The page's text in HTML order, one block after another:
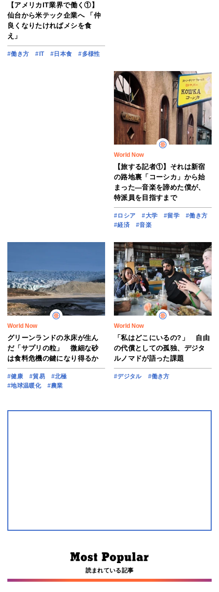
【アメリカIT業界で働く①】
仙台から米テック企業へ 「仲
良くなりたければメシを食
え」
#働き方 #IT #日本食 #多様性
World Now
【旅する記者①】それは新宿
の路地裏「コーシカ」から始
まった―音楽を諦めた僕が、
特派員を目指すまで
#ロシア #大学 #留学
#働き方
#経済
#音楽
World Now
グリーンランドの氷床が生ん
だ「サプリの粒」 微細な砂
は食料危機の鍵になり得るか
#健康 #貿易
#北極
#地球温暖化
#農業
World Now
「私はどこにいるの?」 自由
の代償としての孤独、デジタ
ルノマドが語った課題
#デジタル #働き方
読まれている記事